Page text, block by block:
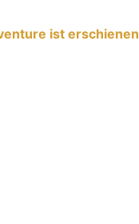
ist erschienen